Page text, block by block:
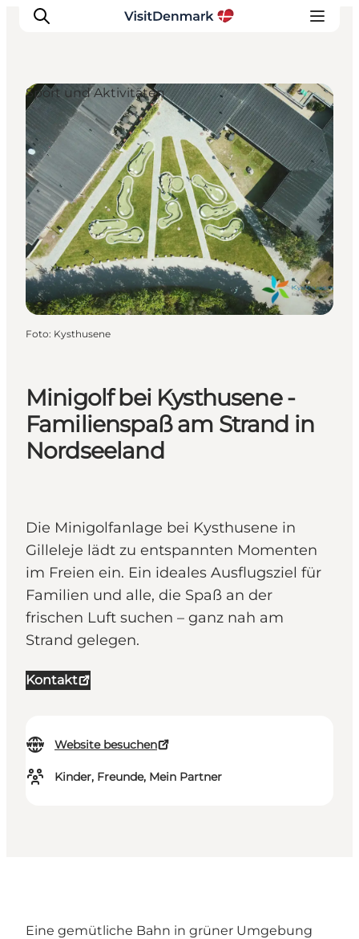
Inspiration
Regionen
Erlebnisse
Unterkünfte
Reiseplanung
Minigolf bei Kysthusene -
Familienspaß am Strand in
Nordseeland
Die Minigolfanlage bei Kysthusene in
Gilleleje lädt zu entspannten Momenten
im Freien ein. Ein ideales Ausflugsziel für
Familien und alle, die Spaß an der
frischen Luft suchen – ganz nah am
Strand gelegen.
Kontakt
Website besuchen
Kinder, Freunde, Mein Partner
Sport und Aktivitäten
Foto: Kysthusene
Eine gemütliche Bahn in grüner Umgebung